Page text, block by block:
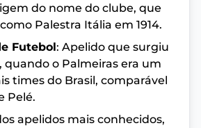
do nome do clube, que
Palestra Itália em 1914.
Futebol: Apelido que surgiu
quando o Palmeiras era um
times do Brasil, comparável
Pelé.
apelidos mais conhecidos,